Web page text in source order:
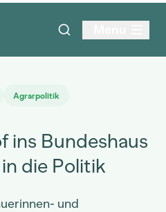
Agrarpolitik
ins Bundeshaus
die Politik
und